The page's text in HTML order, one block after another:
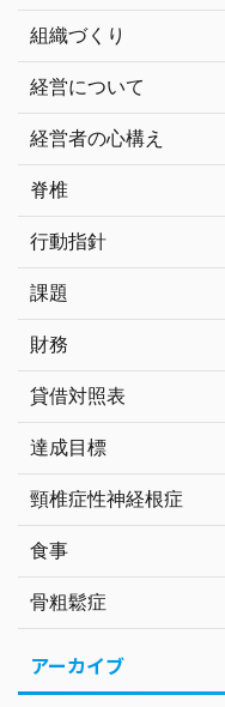
組織づくり
経営について
経営者の心構え
脊椎
行動指針
課題
財務
貸借対照表
達成目標
頸椎症性神経根症
食事
骨粗鬆症
アーカイブ